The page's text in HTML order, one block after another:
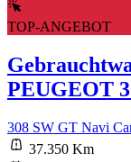
TOP-ANGEBOT
PEUGEOT
308 SW GT Navi
37.350 Km